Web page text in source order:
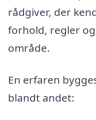
rådgiver, der
forhold, regler
område.
En erfaren
blandt andet: